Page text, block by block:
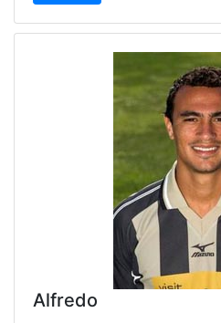
Alfredo